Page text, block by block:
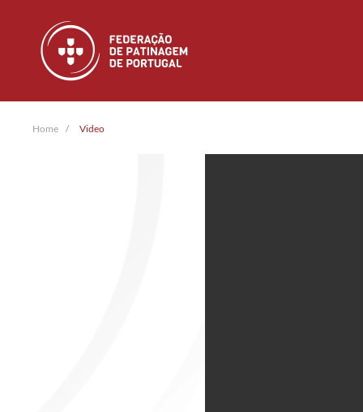
Skip to main content
Home Video